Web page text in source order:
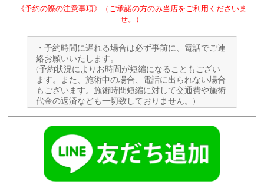
《予約の際の注意事項》（ご承諾の方のみ当店をご利用くださいま
せ。）
・予約時間に遅れる場合は必ず事前に、電話でご連
絡お願いいたします。
(予約状況によりお時間が短縮になることもござい
ます。また、施術中の場合、電話に出られない場合
もございます。施術時間短縮に対して交通費や施術
代金の返済なども一切致しておりません。)
・事前連絡が無く、ご予約時間より10分を経過した
す。
定休日及び、接客ご対応中につき電話に出られない
場合がございます。 その場合は、留守番電話にメッ
セージを残していただくか、予約確認専用メールま
でご連絡をお願い致します。
・お子様連れでのご案内は出来かねます。